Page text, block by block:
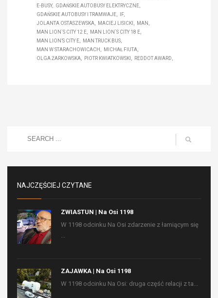
E-BUSY
GDAŃSKIE AUTOBUSY ELEKTRYCZNE
GDAŃSKIE AUTOBUSY I TRAMWAJE
IF
JOLANTA OSTASZEWSKA
MACIEJ LISICKI
MAN
MAN LION`S CITY 12 E
MAN LION`S CITY 18 E
MAN LION’S CITY E
MAN TRUCK BUS
MAN W STARACHOWICACH
MICHAŁ FIUTA
OLGA ŻARKOWSKA
PIOTR KWIATKOWSKI REDDOT AWARD
NAJCZĘŚCIEJ CZYTANE
ZWIASTUN | Na Osi 1198
W 1198 odcinku Na Osi zdarzenie z łamiącym się
ZAJAWKA | Na Osi 1198
W 1198 odcinku Na Osi: druga część relacji z ta...